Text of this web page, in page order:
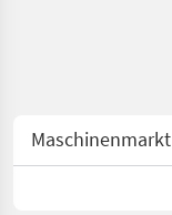
Maschinenmarkt